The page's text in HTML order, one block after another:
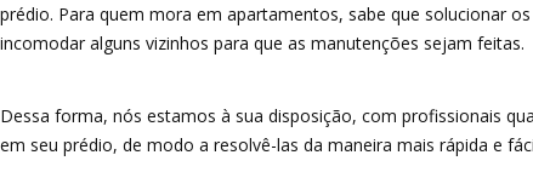
prédio. Para quem mora em apartamentos, sabe que solucionar
incomodar alguns vizinhos para que as manutenções sejam feitas.
Dessa forma, nós estamos à sua disposição, com profissionais
em seu prédio, de modo a resolvê-las da maneira mais rápida e